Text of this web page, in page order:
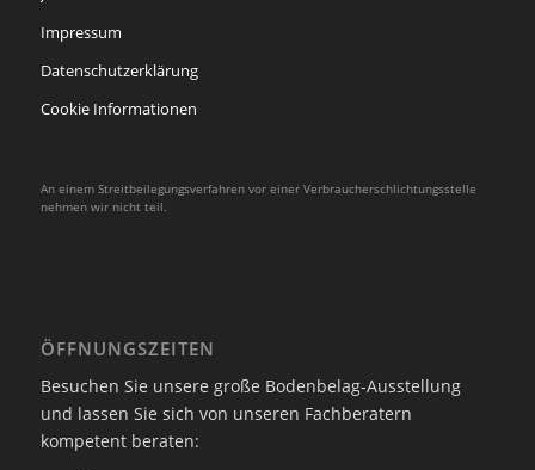
Impressum
Datenschutzerklärung
Cookie Informationen
An einem Streitbeilegungsverfahren vor einer Verbraucherschlichtungsstelle
nehmen wir nicht teil.
ÖFFNUNGSZEITEN
Besuchen Sie unsere große Bodenbelag-Ausstellung
und lassen Sie sich von unseren Fachberatern
kompetent beraten: